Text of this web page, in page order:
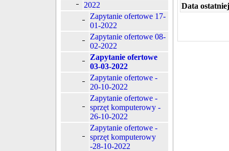
2022
Zapytanie ofertowe 17-
01-2022
Zapytanie ofertowe 08-
02-2022
Zapytanie ofertowe
03-03-2022
Zapytanie ofertowe -
20-10-2022
Zapytanie ofertowe -
sprzęt komputerowy -
26-10-2022
Zapytanie ofertowe -
sprzęt komputerowy
-28-10-2022
Data